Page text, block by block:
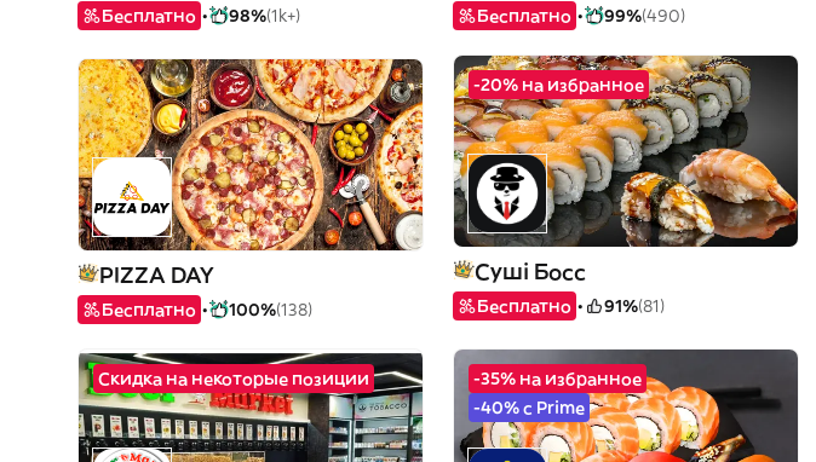
Бесплатно 98%(1k+) Бесплатно 99%(490)
PIZZA DAY
Бесплатно 100%(138)
-20% на избранное
Суші Босс
Бесплатно 91%(81)
Скидка на некоторые позиции
-35% на избранное
-40% с Prime